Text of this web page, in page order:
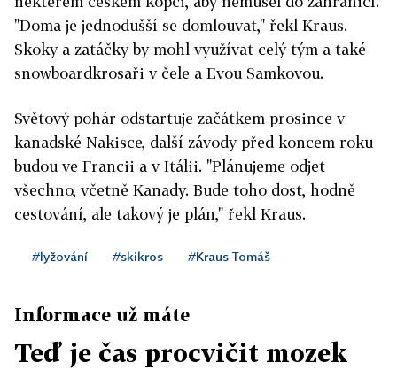
"Doma je jednodušší se domlouvat," řekl Kraus.
Skoky a zatáčky by mohl využívat celý tým a také
snowboardkrosaři v čele a Evou Samkovou.
Světový pohár odstartuje začátkem prosince v
kanadské Nakisce, další závody před koncem roku
budou ve Francii a v Itálii. "Plánujeme odjet
všechno, včetně Kanady. Bude toho dost, hodně
cestování, ale takový je plán," řekl Kraus.
#lyžování #skikros #Kraus Tomáš
Informace už máte
Teď je čas procvičit mozek